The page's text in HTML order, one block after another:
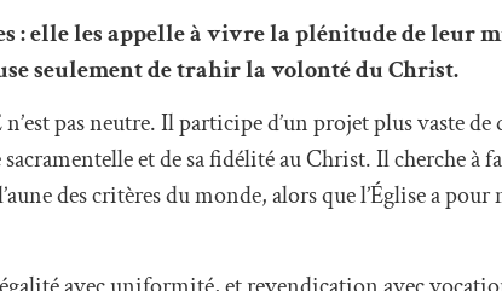
: elle les appelle à vivre la plénitude de leur
seulement de trahir la volonté du Christ.
pas neutre. Il participe d’un projet plus vaste
sacramentelle et de sa fidélité au Christ. Il cherche à
des critères du monde, alors que l’Église a